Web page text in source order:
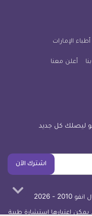
أطباء الإمارات
أعلن معنا
ليصلك كل جديد
اشترك الآن
- 2026
اعتبارها استشارة طبية